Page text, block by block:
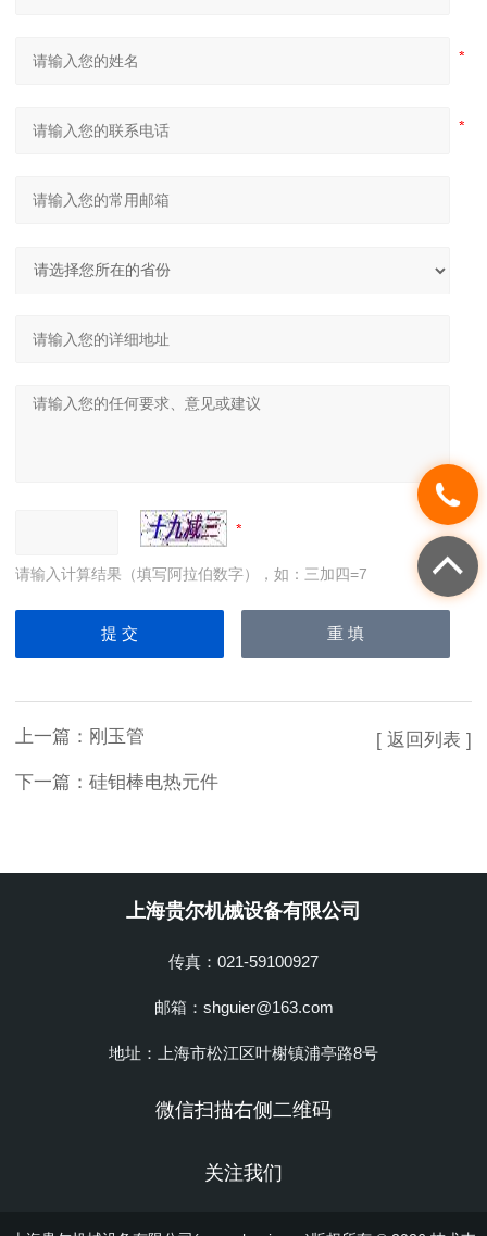
请输入计算结果（填写阿拉伯数字），如：三加四=7
上一篇： 刚玉管
下一篇： 硅钼棒电热元件
[ 返回列表 ]
上海贵尔机械设备有限公司
传真：021-59100927
邮箱：shguier@163.com
地址：上海市松江区叶榭镇浦亭路8号
微信扫描右侧二维码
关注我们